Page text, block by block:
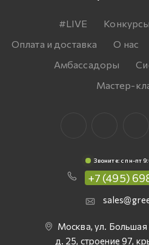
#LIVE Конкурсы
Оплата и доставка
О нас
Амбассадоры
Мастер-
Звоните: c пн-пт
+7 (495)
Москва, ул.
д. 25, строение 97,